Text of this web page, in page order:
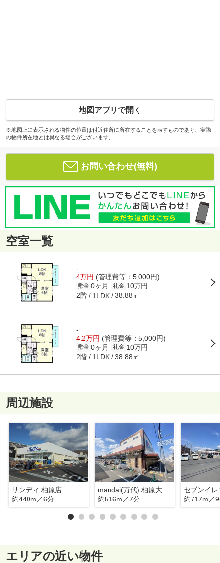
地図アプリで開く
※地図上に表示される物件の位置は付近住所に所在することを表すものであり、実際
の物件所在地とは異なる場合がございます。
お問い合わせ(無料)
空室一覧
-
4万円 (管理費等：5,000円)
敷金 0ヶ月 礼金 10万円
2階 1LDK 38.88㎡
-
4.2万円 (管理費等：5,000円)
敷金 0ヶ月 礼金 10万円
2階 1LDK 38.88㎡
周辺施設
サンディ 柏原店
約440m／6分
mandai(万代) 柏原大県店
約516m／7分
約717m／
エリアの近い物件